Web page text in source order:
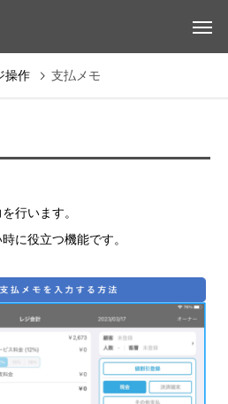
操作 支払メモ
行います。
に役立つ機能です。